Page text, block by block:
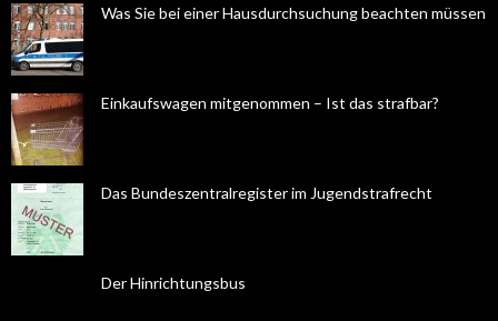
Was Sie bei einer Hausdurchsuchung beachten müssen
Einkaufswagen mitgenommen – Ist das strafbar?
Das Bundeszentralregister im Jugendstrafrecht
Der Hinrichtungsbus